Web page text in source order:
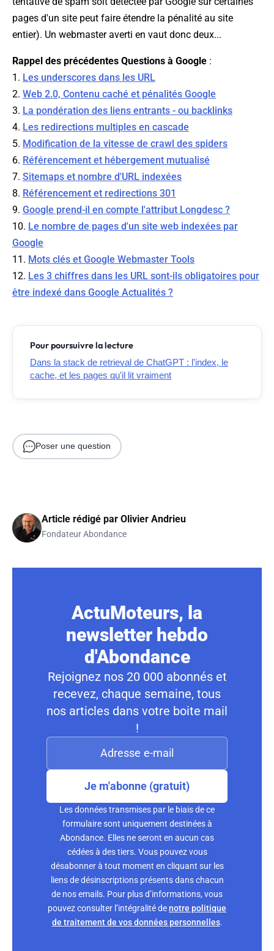
pages d'un site peut faire étendre la pénalité au site
entier). Un webmaster averti en vaut donc deux...
Rappel des précédentes Questions à Google :
1. Les underscores dans les URL
2. Web 2.0, Contenu caché et pénalités Google
3. La pondération des liens entrants - ou backlinks
4. Les redirections multiples en cascade
5. Modification de la vitesse de crawl des spiders
6. Référencement et hébergement mutualisé
7. Sitemaps et nombre d'URL indexées
8. Référencement et redirections 301
9. Google prend-il en compte l'attribut Longdesc ?
10. Le nombre de pages d'un site web indexées par
Google
11. Mots clés et Google Webmaster Tools
12. Les 3 chiffres dans les URL sont-ils obligatoires pour
être indexé dans Google Actualités ?
Pour poursuivre la lecture
Dans la stack de retrieval de ChatGPT : l’index, le
cache, et les pages qu’il lit vraiment
Poser une question
Article rédigé par Olivier Andrieu
Fondateur Abondance
ActuMoteurs, la
newsletter hebdo
d'Abondance
Rejoignez nos 20 000 abonnés et
recevez, chaque semaine, tous
nos articles dans votre boite mail
!
Je m'abonne (gratuit)
Les données transmises par le biais de ce
formulaire sont uniquement destinées à
Abondance. Elles ne seront en aucun cas
cédées à des tiers. Vous pouvez vous
désabonner à tout moment en cliquant sur les
liens de désinscriptions présents dans chacun
de nos emails. Pour plus d’informations, vous
pouvez consulter l’intégralité denotre politique
de traitement de vos données personnelles.